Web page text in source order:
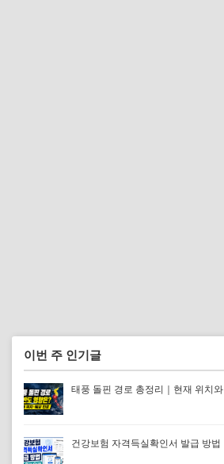
이번 주 인기글
태풍 돌핀 경로 총정리｜현재 위치
건강보험 자격득실확인서 발급 방법